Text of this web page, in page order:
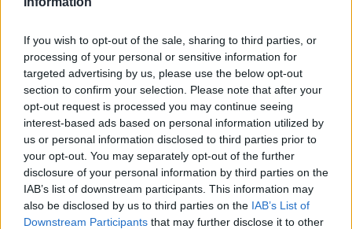
If you wish to opt-out of the sale, sharing to third parties, or
processing of your personal or sensitive information for
targeted advertising by us, please use the below opt-out
section to confirm your selection. Please note that after your
opt-out request is processed you may continue seeing
interest-based ads based on personal information utilized by
us or personal information disclosed to third parties prior to
your opt-out. You may separately opt-out of the further
disclosure of your personal information by third parties on the
IAB’s list of downstream participants. This information may
also be disclosed by us to third parties on the IAB’s List of
Downstream Participants that may further disclose it to other
de una rivalidad íntima que parece destinada a dirimir
los grandes títulos. El partido se disputará el domingo
16 de abril a partir de las 18:30h y se podrá ver en
Movistar+ a través de su canal#Vamos.